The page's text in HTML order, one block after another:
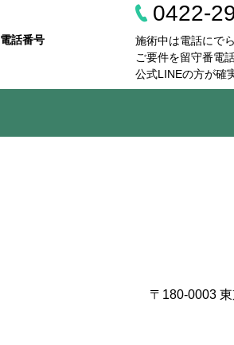
電話番号
0422-
施術中は電話にで
ご要件を留守番電
公式LINEの方が確
〒180-0003